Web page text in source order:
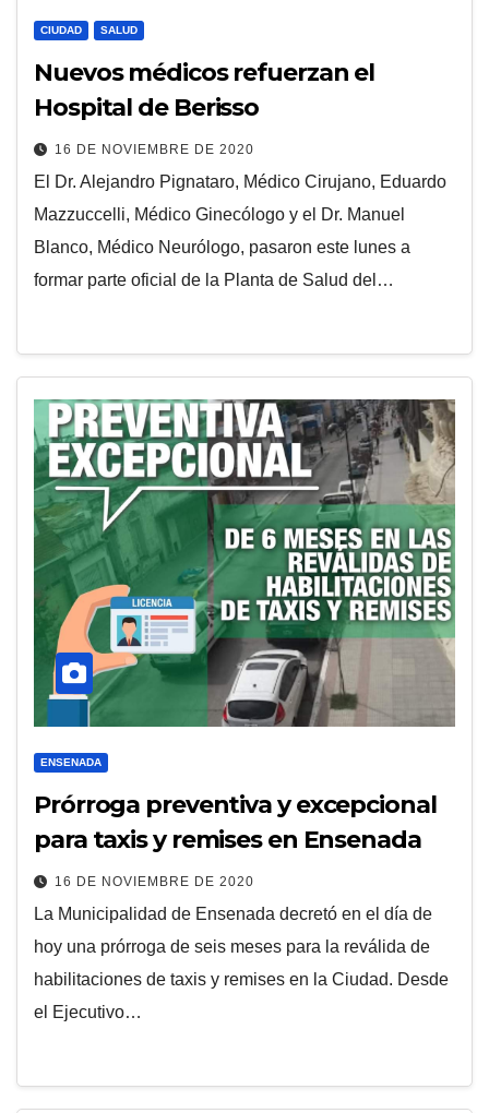
CIUDAD SALUD
Nuevos médicos refuerzan el
Hospital de Berisso
16 DE NOVIEMBRE DE 2020
El Dr. Alejandro Pignataro, Médico Cirujano, Eduardo
Mazzuccelli, Médico Ginecólogo y el Dr. Manuel
Blanco, Médico Neurólogo, pasaron este lunes a
formar parte oficial de la Planta de Salud del…
ENSENADA
Prórroga preventiva y excepcional
para taxis y remises en Ensenada
16 DE NOVIEMBRE DE 2020
La Municipalidad de Ensenada decretó en el día de
hoy una prórroga de seis meses para la reválida de
habilitaciones de taxis y remises en la Ciudad. Desde
el Ejecutivo…